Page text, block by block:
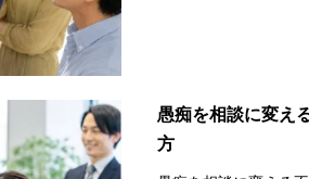
愚痴を相談に変え
方